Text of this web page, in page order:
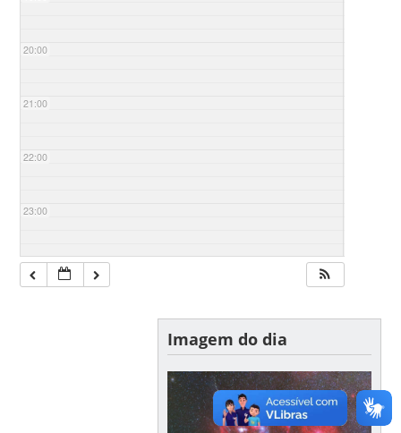
20:00
21:00
22:00
23:00
Imagem do dia